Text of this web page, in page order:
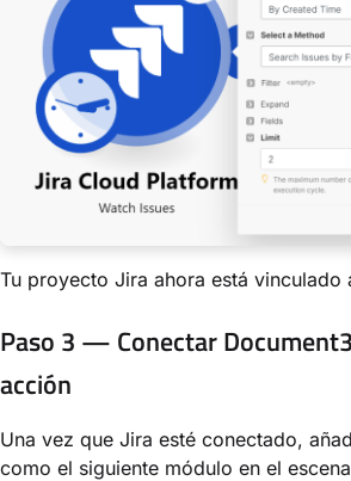
Tu proyecto Jira ahora está vinculado
Paso 3 — Conectar
acción
Una vez que Jira esté conectado,
como el siguiente módulo en el